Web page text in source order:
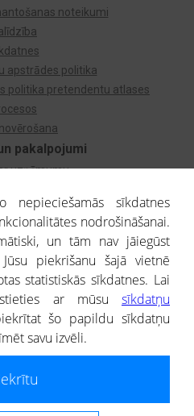
pakalpojumi
uzņēmumu
koks
atlase
uzņēmumiem
noteikumi
apstrādes politika
politika pretendentu atlases
ir uzziņas raksturs, un tai nav
nepieciešamās sīkdatnes
nodrošināšanai.
un tām nav jāiegūst
piekrišanu šajā vietnē
statistiskās sīkdatnes. Lai
ar mūsu sīkdatņu
šo papildu sīkdatņu
savu izvēli.